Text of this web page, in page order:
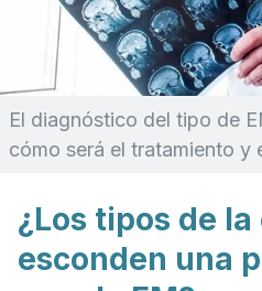
El diagnóstico del tipo de
cómo será el tratamiento y
¿Los tipos de
esconden una